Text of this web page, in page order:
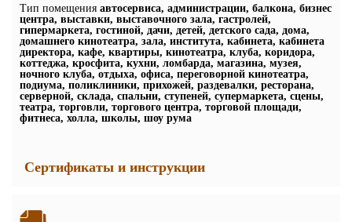
Тип помещения автосервиса, администрации, балкона, бизнес
центра, выставки, выставочного зала, гастролей,
гипермаркета, гостиной, дачи, детей, детского сада, дома,
домашнего кинотеатра, зала, института, кабинета, кабинета
директора, кафе, квартиры, кинотеатра, клуба, коридора,
коттеджа, кросфита, кухни, ломбарда, магазина, музея,
ночного клуба, отдыха, офиса, переговорной кинотеатра,
подиума, поликлиники, прихожей, раздевалки, ресторана,
серверной, склада, спальни, ступеней, супермаркета, сцены,
театра, торговли, торгового центра, торговой площади,
фитнеса, холла, школы, шоу рума
Сертификаты и инструкции